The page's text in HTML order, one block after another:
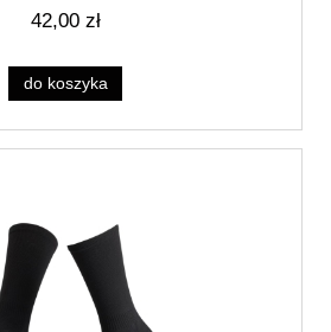
42,00 zł
do koszyka